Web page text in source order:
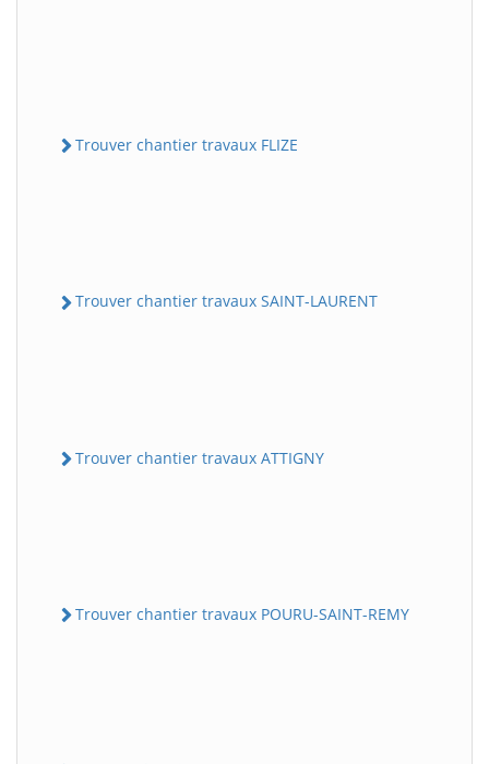
Trouver chantier travaux FLIZE
Trouver chantier travaux SAINT-LAURENT
Trouver chantier travaux ATTIGNY
Trouver chantier travaux POURU-SAINT-REMY